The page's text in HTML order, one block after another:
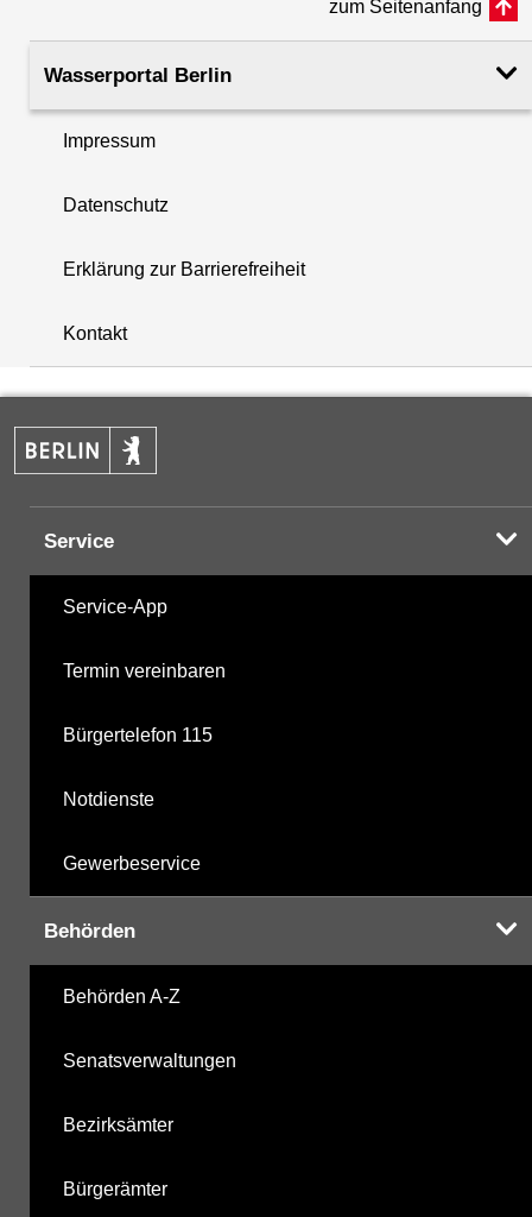
+
−
zum Seitenanfang
Wasserportal Berlin
Impressum
Datenschutz
Erklärung zur Barrierefreiheit
Kontakt
Service
Service-App
Termin vereinbaren
Bürgertelefon 115
Notdienste
Gewerbeservice
Behörden
Behörden A-Z
Senatsverwaltungen
Bezirksämter
Bürgerämter